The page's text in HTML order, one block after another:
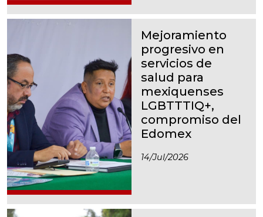
Mejoramiento
progresivo en
servicios de
salud para
mexiquenses
LGBTTTIQ+,
compromiso del
Edomex
14/jul/2026